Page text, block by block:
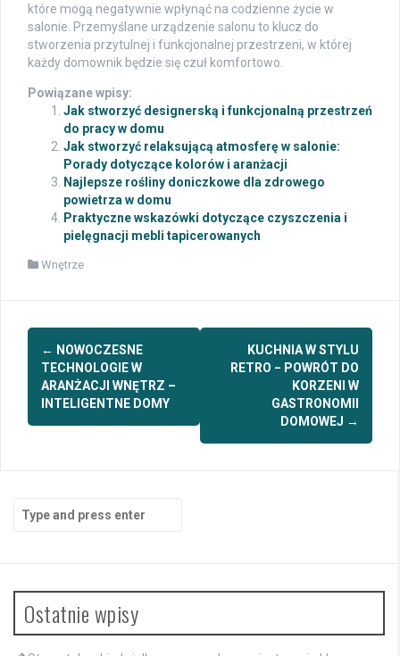
które mogą negatywnie wpłynąć na codzienne życie w
salonie. Przemyślane urządzenie salonu to klucz do
stworzenia przytulnej i funkcjonalnej przestrzeni, w której
każdy domownik będzie się czuł komfortowo.
Powiązane wpisy:
Jak stworzyć designerską i funkcjonalną przestrzeń
do pracy w domu
Jak stworzyć relaksującą atmosferę w salonie:
Porady dotyczące kolorów i aranżacji
Najlepsze rośliny doniczkowe dla zdrowego
powietrza w domu
Praktyczne wskazówki dotyczące czyszczenia i
pielęgnacji mebli tapicerowanych
Wnętrze
Post
navigation
← NOWOCZESNE
TECHNOLOGIE W
ARANŻACJI WNĘTRZ –
INTELIGENTNE DOMY
KUCHNIA W STYLU
RETRO − POWRÓT DO
KORZENI W
GASTRONOMII
DOMOWEJ →
Search
for:
Ostatnie wpisy